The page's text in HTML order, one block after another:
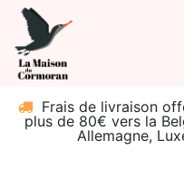
Se rendre au contenu
Frais de livraison
plus de 80€ vers la
Allemagne,